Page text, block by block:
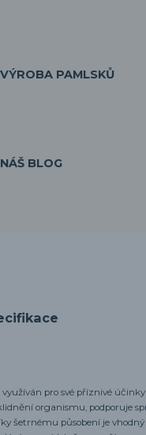
VÝROBA PAMLSKŮ
NÁŠ BLOG
pro své příznivé
organismu, podporuje
šetrnému působení je